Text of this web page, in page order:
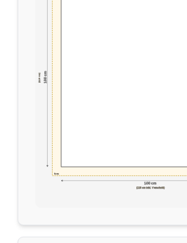
100 cm
(110 cm inkl. Verschnitt)
100 cm
(110 cm)
5cm